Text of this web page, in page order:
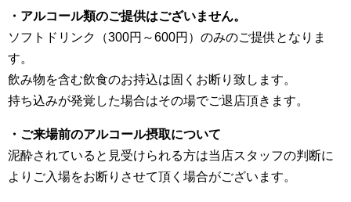
・アルコール類のご提供はございません。
ソフトドリンク（300円～600円）のみのご提供となりま
す。
飲み物を含む飲食のお持込は固くお断り致します。
持ち込みが発覚した場合はその場でご退店頂きます。
・ご来場前のアルコール摂取について
泥酔されていると見受けられる方は当店スタッフの判断に
よりご入場をお断りさせて頂く場合がございます。